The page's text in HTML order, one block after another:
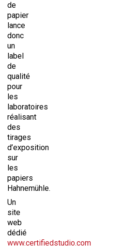
de
papier
lance
donc
un
label
de
qualité
pour
les
laboratoires
réalisant
des
tirages
d’exposition
sur
les
papiers
Hahnemühle.
Un
site
web
dédié
www.certifiedstudio.com